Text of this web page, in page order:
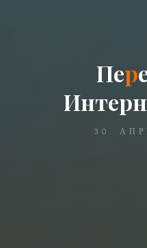
Пер
Интерн
30.